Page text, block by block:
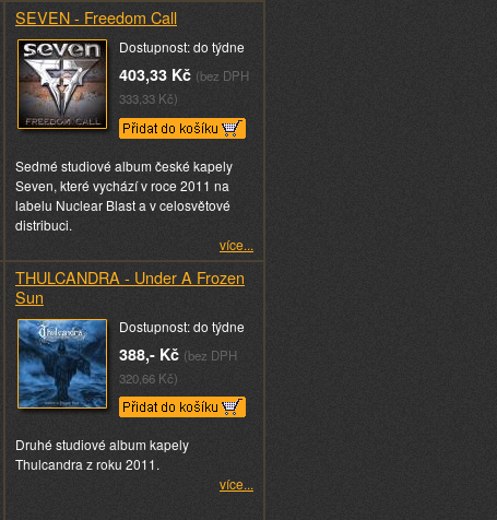
SEVEN - Freedom Call
Dostupnost: do týdne
403,33 Kč (bez DPH
333,33 Kč)
Sedmé studiové album české kapely
Seven, které vychází v roce 2011 na
labelu Nuclear Blast a v celosvětové
distribuci.
více...
THULCANDRA - Under A Frozen
Sun
Dostupnost: do týdne
388,- Kč (bez DPH
320,66 Kč)
Druhé studiové album kapely
Thulcandra z roku 2011.
více...